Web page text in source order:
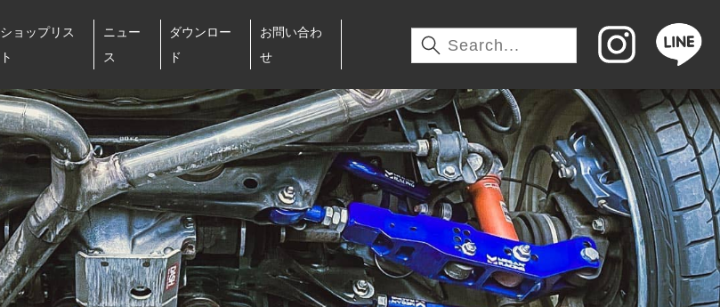
ショップリス
ト
ニュー
ス
ダウンロー
ド
お問い合わ
せ